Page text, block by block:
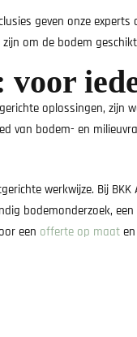
geven onze
om de bodem
oplossingen, zijn
van bodem- en
werkwijze. Bij
bodemonderzoek,
een offerte op maat